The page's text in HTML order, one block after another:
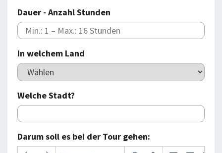
Dauer - Anzahl Stunden
In welchem Land
Welche Stadt?
Darum soll es bei der Tour gehen: